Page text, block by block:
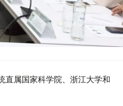
直属国家科学院、浙江大学和